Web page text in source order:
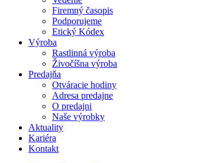
Firemný časopis
Podporujeme
Etický Kódex
Výroba
Rastlinná výroba
Živočíšna výroba
Predajňa
Otváracie hodiny
Adresa predajne
O predajni
Naše výrobky
Aktuality
Kariéra
Kontakt